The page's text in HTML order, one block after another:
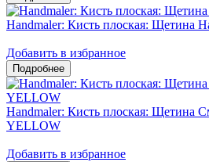
Handmaler: Кисть плоская: Щетина
Добавить в избранное
Handmaler: Кисть плоская: Щетина
YELLOW
Добавить в избранное